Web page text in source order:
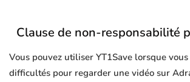
Clause de non-responsabilité
Vous pouvez utiliser YT1Save lorsque
difficultés pour regarder une vidéo sur